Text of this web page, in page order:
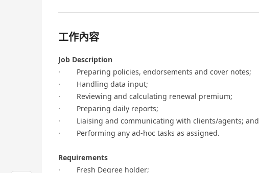
工作內容
Job Description
· Preparing policies, endorsements and cover notes;
· Handling data input;
· Reviewing and calculating renewal premium;
· Preparing daily reports;
· Liaising and communicating with clients/agents; and
· Performing any ad-hoc tasks as assigned.
Requirements
· Fresh Degree holder;